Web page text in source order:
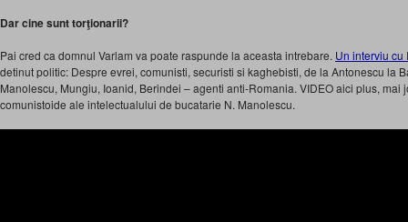
Dar cine sunt torţionarii?
Pai cred ca domnul Varlam va poate raspunde la aceasta intrebare. Un interviu cu
detinut politic: Despre evrei, comunisti, securisti si kaghebisti, de la Antonescu la
Manolescu, Mungiu, Ioanid, Berindei – agenti anti-Romania. VIDEO aici plus, mai
comunistoide ale intelectualului de bucatarie N. Manolescu.